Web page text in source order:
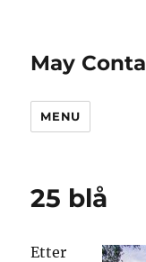
May
MENU
25 blå
Etter